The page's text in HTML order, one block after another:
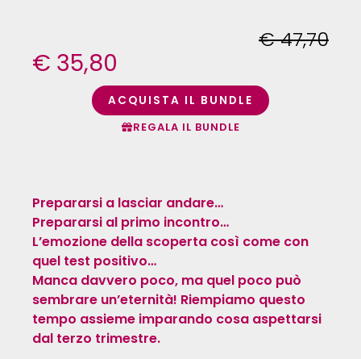
€ 47,70
€ 35,80
ACQUISTA IL BUNDLE
REGALA IL BUNDLE
Prepararsi a lasciar andare…
Prepararsi al primo incontro…
L’emozione della scoperta così come con
quel test positivo…
Manca davvero poco, ma quel poco può
sembrare un’eternità! Riempiamo questo
tempo assieme imparando cosa aspettarsi
dal terzo trimestre.